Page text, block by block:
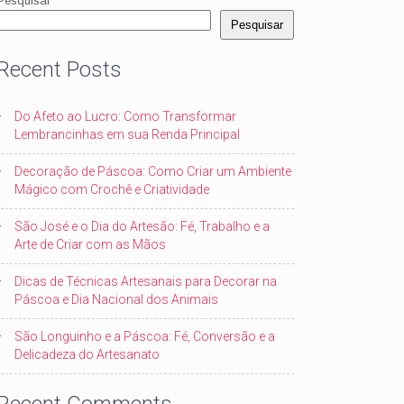
Pesquisar
Posts
Do Afeto ao Lucro: Como Transformar
Lembrancinhas em sua Renda Principal
Decoração de Páscoa: Como Criar um Ambiente
Mágico com Crochê e Criatividade
São José e o Dia do Artesão: Fé, Trabalho e a
Arte de Criar com as Mãos
Dicas de Técnicas Artesanais para Decorar na
Páscoa e Dia Nacional dos Animais
São Longuinho e a Páscoa: Fé, Conversão e a
Delicadeza do Artesanato